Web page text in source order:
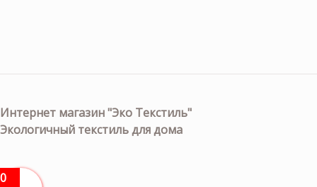
Интернет магазин "Эко Текстиль"
Экологичный текстиль для дома
0